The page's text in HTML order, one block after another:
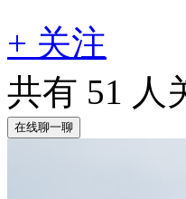
+ 关注
共有 51 人
在线聊一聊